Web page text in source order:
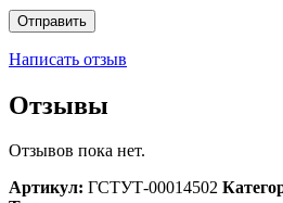
Написать отзыв
Отзывы
Отзывов пока нет.
Артикул: ГСТУТ-00014502